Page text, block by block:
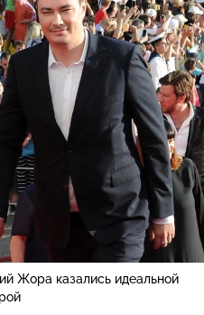
Жора казались идеальной